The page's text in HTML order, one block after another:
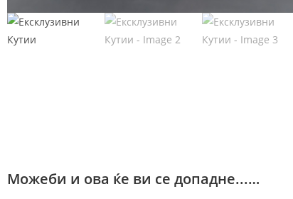
Можеби и ова ќе ви се допадне...…